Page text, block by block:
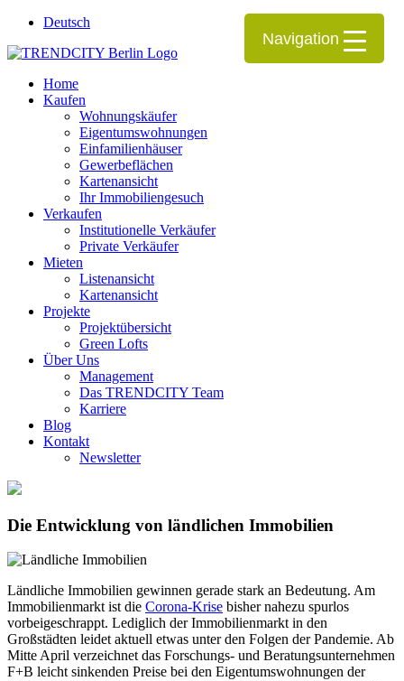
Deutsch
Home
Kaufen
Wohnungskäufer
Eigentumswohnungen
Einfamilienhäuser
Gewerbeflächen
Kartenansicht
Ihr Immobiliengesuch
Verkaufen
Institutionelle Verkäufer
Private Verkäufer
Mieten
Listenansicht
Kartenansicht
Projekte
Projektübersicht
Green Lofts
Über Uns
Management
Das TRENDCITY Team
Karriere
Blog
Kontakt
Newsletter
Die Entwicklung von ländlichen Immobilien
Ländliche Immobilien gewinnen gerade stark an Bedeutung. Am
Immobilienmarkt ist die Corona-Krise bisher nahezu spurlos
vorbeigeschrappt. Lediglich der Immobilienmarkt in den
Großstädten leidet aktuell etwas unter den Folgen der Pandemie. Ab
Mitte April verzeichnet das Forschungs- und Beratungsunternehmen
F+B leicht sinkenden Preise bei den Eigentumswohnungen der
Navigation